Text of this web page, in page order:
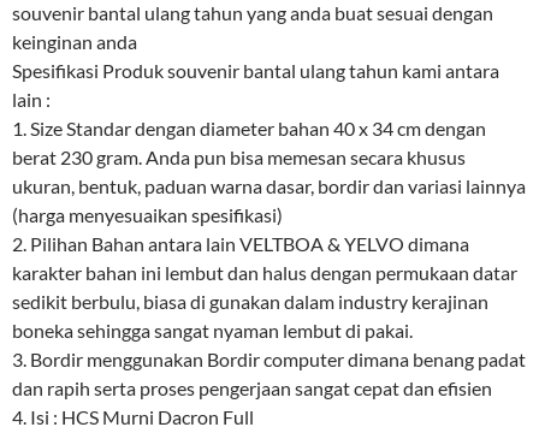
souvenir bantal ulang tahun yang anda buat sesuai dengan
keinginan anda
Spesifikasi Produk souvenir bantal ulang tahun kami antara
lain :
1. Size Standar dengan diameter bahan 40 x 34 cm dengan
berat 230 gram. Anda pun bisa memesan secara khusus
ukuran, bentuk, paduan warna dasar, bordir dan variasi lainnya
(harga menyesuaikan spesifikasi)
2. Pilihan Bahan antara lain VELTBOA & YELVO dimana
karakter bahan ini lembut dan halus dengan permukaan datar
sedikit berbulu, biasa di gunakan dalam industry kerajinan
boneka sehingga sangat nyaman lembut di pakai.
3. Bordir menggunakan Bordir computer dimana benang padat
dan rapih serta proses pengerjaan sangat cepat dan efisien
4. Isi : HCS Murni Dacron Full